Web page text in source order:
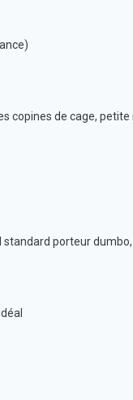
copines de cage, petite
porteur